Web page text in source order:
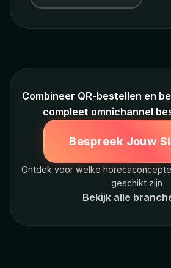
Combineer QR-bestellen en
compleet omnichannel
Bespreek Jouw
Ontdek voor welke
geschikt zijn
Bekijk alle